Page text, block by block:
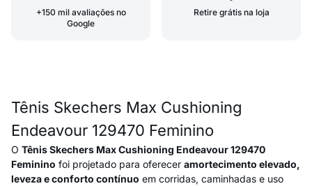
+150 mil avaliações no
Google
Retire grátis na loja
Tênis Skechers Max Cushioning
Endeavour 129470 Feminino
O Tênis Skechers Max Cushioning Endeavour 129470
Feminino foi projetado para oferecer amortecimento elevado,
leveza e conforto contínuo em corridas, caminhadas e uso